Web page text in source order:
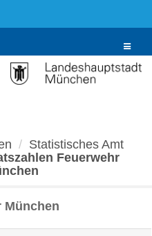
Toggle
Statistisches Amt
Feuerwehr
München